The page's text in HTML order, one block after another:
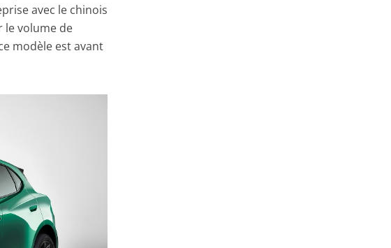
avec le chinois
le volume de
modèle est avant